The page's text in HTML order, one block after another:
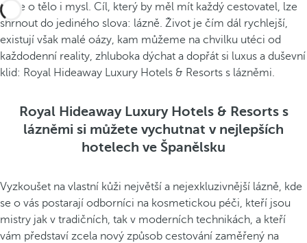
Péče o tělo i mysl. Cíl, který by měl mít každý cestovatel, lze
shrnout do jediného slova: lázně. Život je čím dál rychlejší,
existují však malé oázy, kam můžeme na chvilku utéci od
každodenní reality, zhluboka dýchat a dopřát si luxus a duševní
klid: Royal Hideaway Luxury Hotels & Resorts s lázněmi.
Royal Hideaway Luxury Hotels & Resorts s
lázněmi si můžete vychutnat v nejlepších
hotelech ve Španělsku
Vyzkoušet na vlastní kůži největší a nejexkluzivnější lázně, kde
se o vás postarají odborníci na kosmetickou péči, kteří jsou
mistry jak v tradičních, tak v moderních technikách, a kteří
vám představí zcela nový způsob cestování zaměřený na